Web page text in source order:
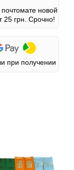
новой
25 грн. Срочно!
при получении